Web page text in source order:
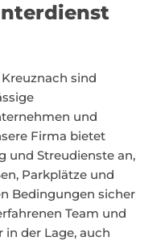
sind
und
Firma bietet
und Streudienste an,
Parkplätze und
Bedingungen sicher
Team und
der Lage, auch